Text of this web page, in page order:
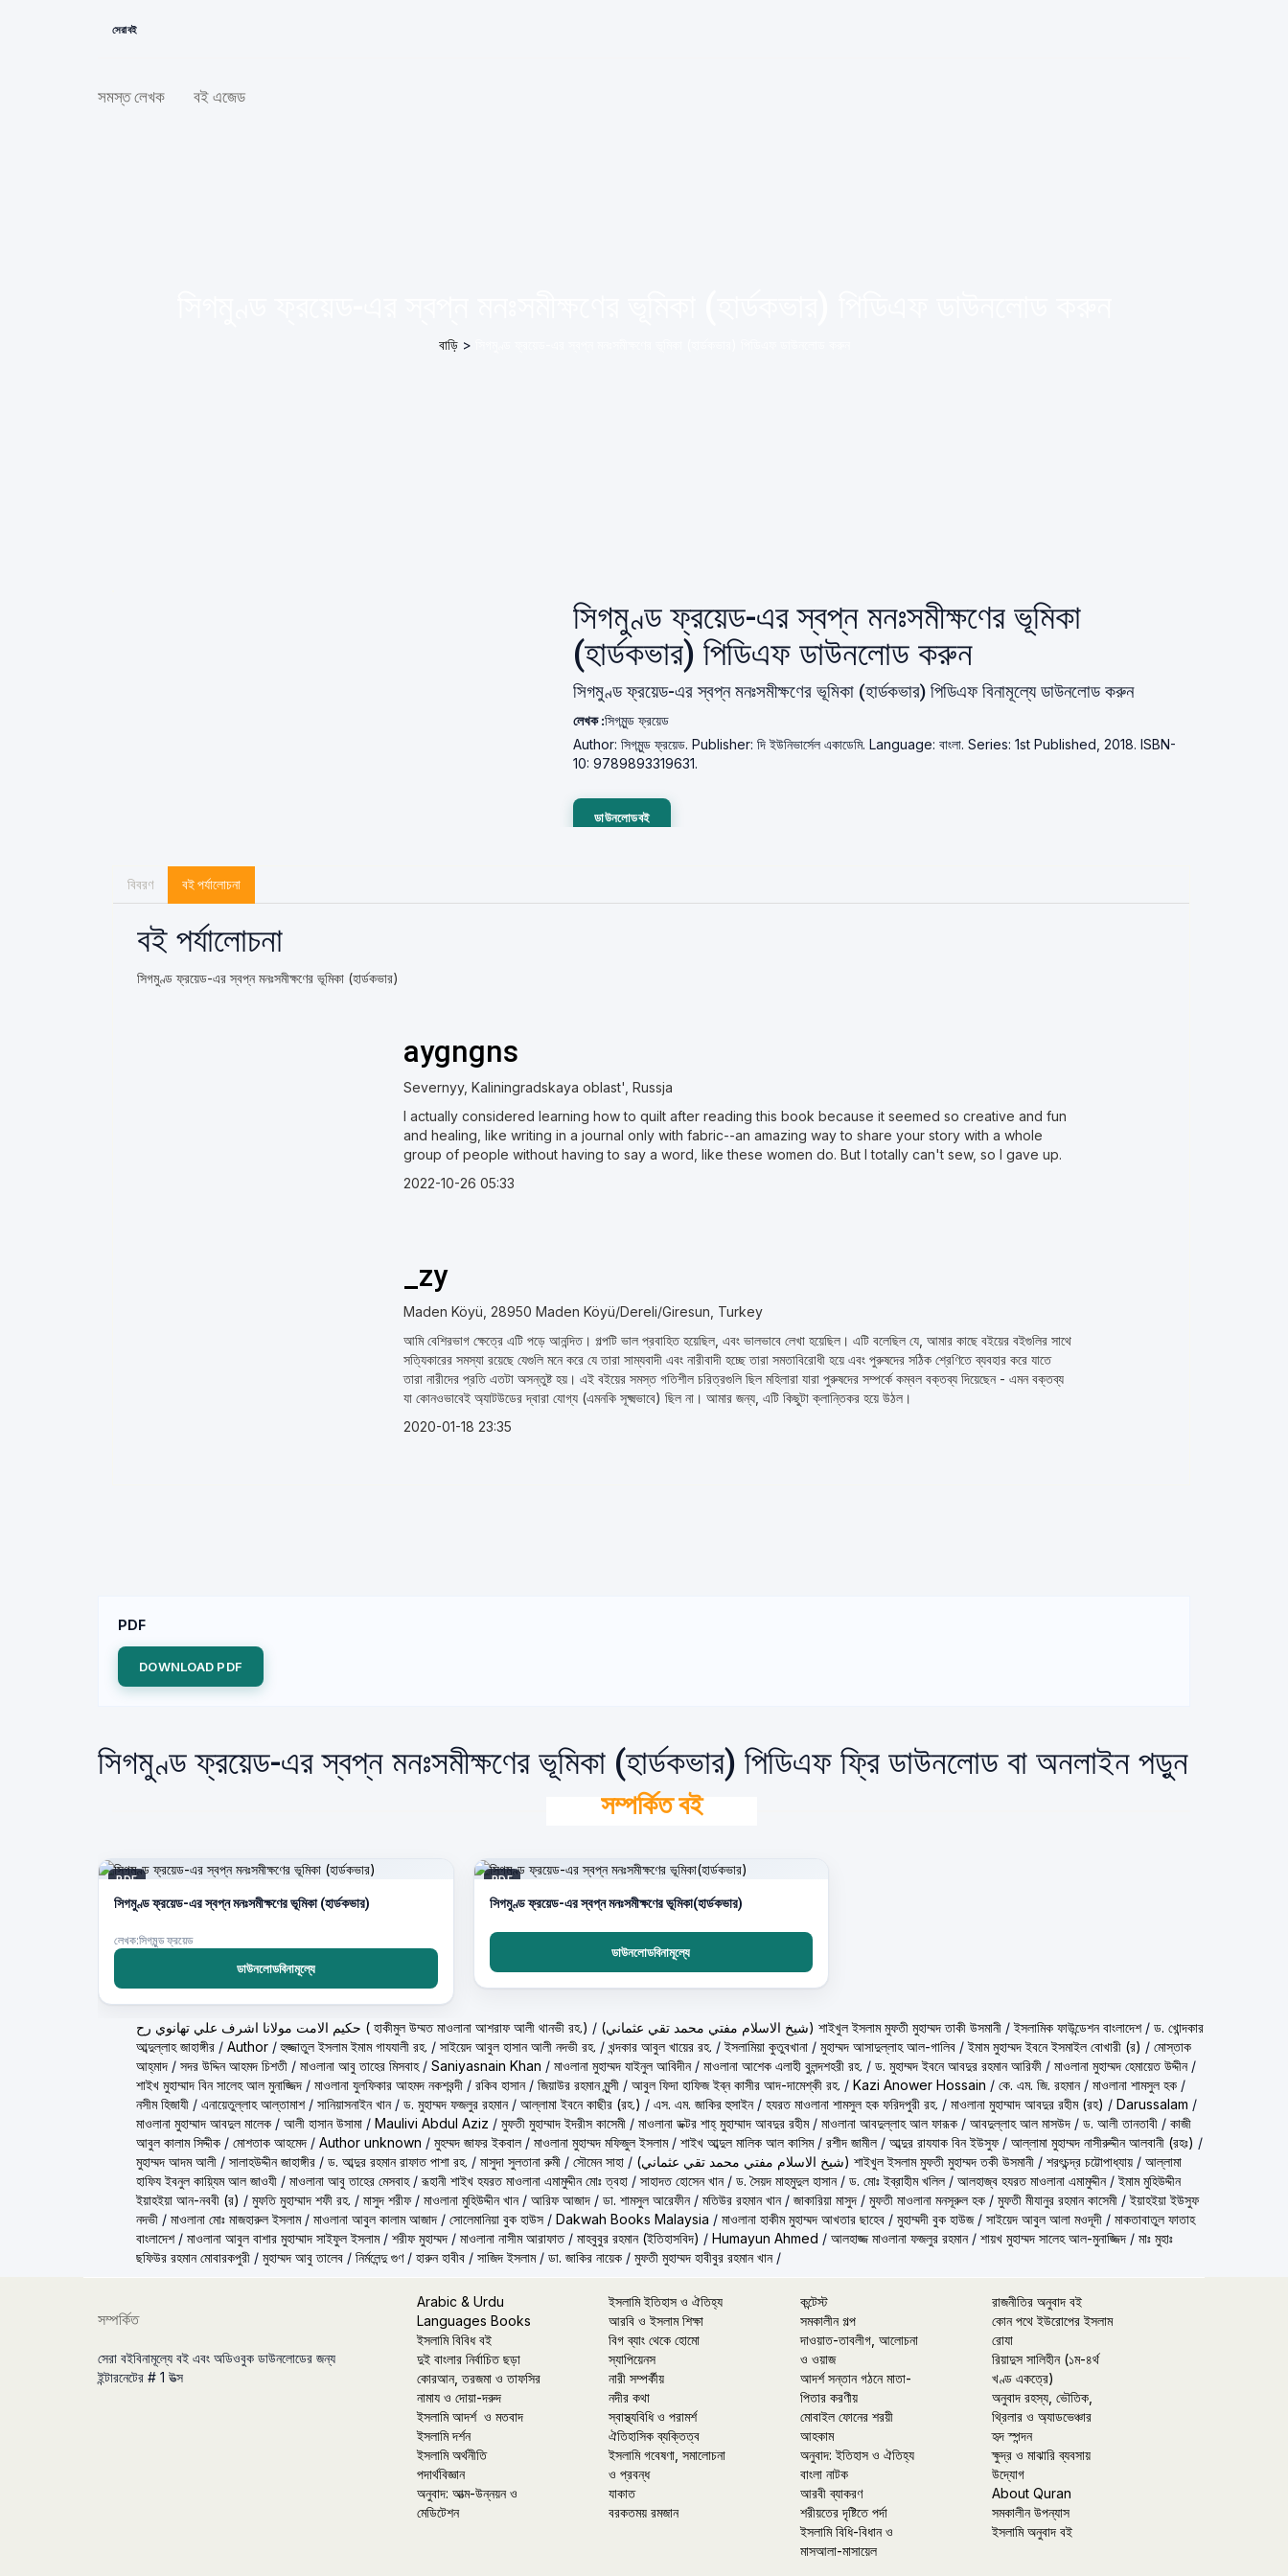
সেরা বই
সমস্ত লেখক বই এজেড
বাড়ি>
সিগমুণ্ড ফ্রয়েড-এর স্বপ্ন মনঃসমীক্ষণের ভূমিকা
(হার্ডকভার) পিডিএফ ডাউনলোড করুন
সিগমুণ্ড ফ্রয়েড-এর স্বপ্ন মনঃসমীক্ষণের ভূমিকা (হার্ডকভার) পিডিএফ বিনামূল্যে ডাউনলোড করুন
লেখক :সিগমুন্ড ফ্রয়েড
Author: সিগমুন্ড ফ্রয়েড. Publisher: দি ইউনিভার্সেল একাডেমি. Language: বাংলা. Series: 1st Published, 2018. ISBN-
10: 9789893319631.
ডাউনলোডবই
বিবরণ বই পর্যালোচনা
বই পর্যালোচনা
সিগমুণ্ড ফ্রয়েড-এর স্বপ্ন মনঃসমীক্ষণের ভূমিকা (হার্ডকভার)
aygngns
Severnyy, Kaliningradskaya oblast', Russja
I actually considered learning how to quilt after reading this book because it seemed so creative and fun
and healing, like writing in a journal only with fabric--an amazing way to share your story with a whole
group of people without having to say a word, like these women do. But I totally can't sew, so I gave up.
2022-10-26 05:33
_zy
Maden Köyü, 28950 Maden Köyü/Dereli/Giresun, Turkey
আমি বেশিরভাগ ক্ষেত্রে এটি পড়ে আনন্দিত। গল্পটি ভাল প্রবাহিত হয়েছিল, এবং ভালভাবে লেখা হয়েছিল। এটি বলেছিল যে, আমার কাছে বইয়ের বইগুলির সাথে
সত্যিকারের সমস্যা রয়েছে যেগুলি মনে করে যে তারা সাম্যবাদী এবং নারীবাদী হচ্ছে তারা সমতাবিরোধী হয়ে এবং পুরুষদের সঠিক শ্রেণিতে ব্যবহার করে যাতে
তারা নারীদের প্রতি এতটা অসন্তুষ্ট হয়। এই বইয়ের সমস্ত গতিশীল চরিত্রগুলি ছিল মহিলারা যারা পুরুষদের সম্পর্কে কম্বল বক্তব্য দিয়েছেন - এমন বক্তব্য
যা কোনওভাবেই অ্যাটউডের দ্বারা যোগ্য (এমনকি সূক্ষ্মভাবে) ছিল না। আমার জন্য, এটি কিছুটা ক্লান্তিকর হয়ে উঠল।
2020-01-18 23:35
PDF
DOWNLOAD PDF
সিগমুণ্ড ফ্রয়েড-এর স্বপ্ন মনঃসমীক্ষণের ভূমিকা (হার্ডকভার) পিডিএফ ফ্রি ডাউনলোড বা অনলাইন পড়ুন
সম্পর্কিত বই
PDF
সিগমুণ্ড ফ্রয়েড-এর স্বপ্ন মনঃসমীক্ষণের ভূমিকা (হার্ডকভার)
লেখক:সিগমুন্ড ফ্রয়েড
ডাউনলোডবিনামূল্যে
PDF
সিগমুণ্ড ফ্রয়েড-এর স্বপ্ন মনঃসমীক্ষণের ভূমিকা(হার্ডকভার)
ডাউনলোডবিনামূল্যে
حكيم الامت مولانا اشرف علي تهانوي رح ( হাকীমুল উম্মত মাওলানা আশরাফ আলী থানভী রহ.) / (شيخ الاسلام مفتي محمد تقي عثماني) শাইখুল ইসলাম মুফতী মুহাম্মদ তাকী উসমানী /ইসলামিক ফাউন্ডেশন বাংলাদেশ/ ড. খোন্দকার
আব্দুল্লাহ জাহাঙ্গীর / Author /হুজ্জাতুল ইসলাম ইমাম গাযযালী রহ. / সাইয়েদ আবুল হাসান আলী নদভী রহ. / খন্দকার আবুল খায়ের রহ. /ইসলামিয়া কুতুবখানা / মুহাম্মদ আসাদুল্লাহ আল-গালিব /ইমাম মুহাম্মদ ইবনে ইসমাইল বোখারী (র) / মোস্তাক
আহ্‌মাদ / সদর উদ্দিন আহমদ চিশতী / মাওলানা আবু তাহের মিসবাহ/ Saniyasnain Khan / মাওলানা মুহাম্মদ যাইনুল আবিদীন/ মাওলানা আশেক এলাহী বুলন্দশহরী রহ. / ড. মুহাম্মদ ইবনে আবদুর রহমান আরিফী / মাওলানা মুহাম্মদ হেমায়েত উদ্দীন/
শাইখ মুহাম্মাদ বিন সালেহ আল মুনাজ্জিদ / মাওলানা যুলফিকার আহমদ নকশবন্দী / রকিব হাসান/ জিয়াউর রহমান মুন্সী / আবুল ফিদা হাফিজ ইব্‌ন কাসীর আদ-দামেশ্‌কী রহ. / Kazi Anower Hossain / কে. এম. জি. রহমান/ মাওলানা শামসুল হক /
নসীম হিজাযী / এনায়েতুল্লাহ আল্‌তামাশ/ সানিয়াসনাইন খান/ ড. মুহাম্মদ ফজলুর রহমান/ আল্লামা ইবনে কাছীর (রহ.) / এস. এম. জাকির হুসাইন/ হযরত মাওলানা শামসুল হক ফরিদপুরী রহ. / মাওলানা মুহাম্মাদ আবদুর রহীম (রহ) / Darussalam /
মাওলানা মুহাম্মাদ আবদুল মালেক / আলী হাসান উসামা / Maulivi Abdul Aziz / মুফতী মুহাম্মাদ ইদরীস কাসেমী / মাওলানা ডক্টর শাহ্‌ মুহাম্মাদ আবদুর রহীম/ মাওলানা আবদুল্লাহ আল ফারূক / আবদুল্লাহ আল মাসউদ / ড. আলী তানতাবী / কাজী
আবুল কালাম সিদ্দীক / মোশতাক আহমেদ / Author unknown / মুহম্মদ জাফর ইকবাল / মাওলানা মুহাম্মদ মফিজুল ইসলাম/ শাইখ আব্দুল মালিক আল কাসিম/ রশীদ জামীল / আব্দুর রাযযাক বিন ইউসুফ/ আল্লামা মুহাম্মদ নাসীরুদ্দীন আলবানী (রহঃ) /
মুহাম্মদ আদম আলী / সালাহউদ্দীন জাহাঙ্গীর / ড. আব্দুর রহমান রাফাত পাশা রহ. / মাসুদা সুলতানা রুমী / সৌমেন সাহা / (شيخ الاسلام مفتي محمد تقي عثماني) শাইখুল ইসলাম মুফতী মুহাম্মদ তকী উসমানী / শরৎচন্দ্র চট্টোপাধ্যায় / আল্লামা
হাফিয ইবনুল কায়্যিম আল জাওযী / মাওলানা আবু তাহের মেসবাহ/রূহানী শাইখ হযরত মাওলানা এমামুদ্দীন মোঃ ত্বহা / সাহাদত হোসেন খান/ ড. সৈয়দ মাহমুদুল হাসান/ ড. মোঃ ইব্রাহীম খলিল / আলহাজ্ব হযরত মাওলানা এমামুদ্দীন/ইমাম মুহিউদ্দীন
ইয়াহইয়া আন-নববী (র) / মুফতি মুহাম্মাদ শফী রহ. / মাসুদ শরীফ/ মাওলানা মুহিউদ্দীন খান/ আরিফ আজাদ / ডা. শামসুল আরেফীন/ মতিউর রহমান খান/ জাকারিয়া মাসুদ / মুফতী মাওলানা মনসূরুল হক / মুফতী মীযানুর রহমান কাসেমী /ইয়াহইয়া ইউসুফ
নদভী / মাওলানা মোঃ মাজহারুল ইসলাম/ মাওলানা আবুল কালাম আজাদ / সোলেমানিয়া বুক হাউস / Dakwah Books Malaysia / মাওলানা হাকীম মুহাম্মদ আখতার ছাহেব / মুহাম্মদী বুক হাউজ/ সাইয়েদ আবুল আলা মওদূদী / মাকতাবাতুল ফাতাহ
বাংলাদেশ/ মাওলানা আবুল বাশার মুহাম্মাদ সাইফুল ইসলাম/ শরীফ মুহাম্মদ / মাওলানা নাসীম আরাফাত/ মাহবুবুর রহমান (ইতিহাসবিদ) / Humayun Ahmed / আলহাজ্জ মাওলানা ফজলুর রহমান/ শায়খ মুহাম্মদ সালেহ আল-মুনাজ্জিদ / মাঃ মুহাঃ
ছফিউর রহমান মোবারকপুরী / মুহাম্মদ আবু তালেব / নির্মলেন্দু গুণ/ হারুন হাবীব / সাজিদ ইসলাম/ ডা. জাকির নায়েক / মুফতী মুহাম্মদ হাবীবুর রহমান খান/
সম্পর্কিত
সেরা বইবিনামূল্যে বই এবং অডিওবুক ডাউনলোডের জন্য
ইন্টারনেটের # 1 উত্স
Arabic & Urdu
Languages Books
ইসলামি বিবিধ বই
দুই বাংলার নির্বাচিত ছড়া
কোরআন, তরজমা ও তাফসির
নামায ও দোয়া-দরুদ
ইসলামি আদর্শ ও মতবাদ
ইসলামি দর্শন
ইসলামি অর্থনীতি
পদার্থবিজ্ঞান
অনুবাদ: আত্ম-উন্নয়ন ও
মেডিটেশন
ইসলামি ইতিহাস ও ঐতিহ্য
আরবি ও ইসলাম শিক্ষা
বিগ ব্যাং থেকে হোমো
স্যাপিয়েনস
নারী সম্পর্কীয়
নদীর কথা
স্বাস্থ্যবিধি ও পরামর্শ
ঐতিহাসিক ব্যক্তিত্ব
ইসলামি গবেষণা, সমালোচনা
ও প্রবন্ধ
যাকাত
বরকতময় রমজান
কন্টেস্ট
সমকালীন গল্প
দাওয়াত-তাবলীগ, আলোচনা
ও ওয়াজ
আদর্শ সন্তান গঠনে মাতা-
পিতার করণীয়
মোবাইল ফোনের শরয়ী
আহকাম
অনুবাদ: ইতিহাস ও ঐতিহ্য
বাংলা নাটক
আরবী ব্যাকরণ
শরীয়তের দৃষ্টিতে পর্দা
ইসলামি বিধি-বিধান ও
মাসআলা-মাসায়েল
রাজনীতির অনুবাদ বই
কোন পথে ইউরোপের ইসলাম
রোযা
রিয়াদুস সালিহীন (১ম-৪র্থ
খণ্ড একত্রে)
অনুবাদ রহস্য, ভৌতিক,
থ্রিলার ও অ্যাডভেঞ্চার
হৃদ স্পন্দন
ক্ষুদ্র ও মাঝারি ব্যবসায়
উদ্যোগ
About Quran
সমকালীন উপন্যাস
ইসলামি অনুবাদ বই